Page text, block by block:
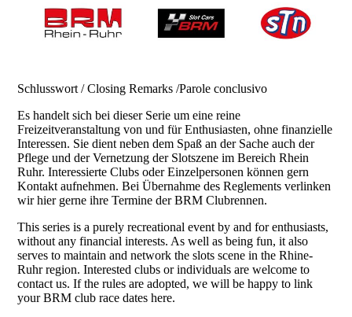
Schlusswort / Closing Remarks /Parole conclusivo
Es handelt sich bei dieser Serie um eine reine
Freizeitveranstaltung von und für Enthusiasten, ohne finanzielle
Interessen. Sie dient neben dem Spaß an der Sache auch der
Pflege und der Vernetzung der Slotszene im Bereich Rhein
Ruhr. Interessierte Clubs oder Einzelpersonen können gern
Kontakt aufnehmen. Bei Übernahme des Reglements verlinken
wir hier gerne ihre Termine der BRM Clubrennen.
This series is a purely recreational event by and for enthusiasts,
without any financial interests. As well as being fun, it also
serves to maintain and network the slots scene in the Rhine-
Ruhr region. Interested clubs or individuals are welcome to
contact us. If the rules are adopted, we will be happy to link
your BRM club race dates here.